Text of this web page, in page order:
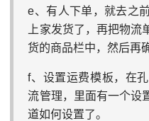
e、有人下单，就去之
上家发货了，再把物
货的商品栏中，然后再
f、设置运费模板，在
流管理，里面有一个设
道如何设置了。